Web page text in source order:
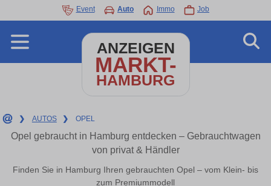
Event Auto Immo Job
ANZEIGEN
MARKT-
HAMBURG
❯ AUTOS ❯ OPEL
Opel gebraucht in Hamburg entdecken – Gebrauchtwagen
von privat & Händler
Finden Sie in Hamburg Ihren gebrauchten Opel – vom Klein- bis
zum Premiummodell